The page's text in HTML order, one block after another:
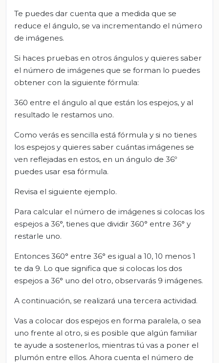
Te puedes dar cuenta que a medida que se
reduce el ángulo, se va incrementando el número
de imágenes.
Si haces pruebas en otros ángulos y quieres saber
el número de imágenes que se forman lo puedes
obtener con la siguiente fórmula:
360 entre el ángulo al que están los espejos, y al
resultado le restamos uno.
Como verás es sencilla está fórmula y si no tienes
los espejos y quieres saber cuántas imágenes se
ven reflejadas en estos, en un ángulo de 36º
puedes usar esa fórmula.
Revisa el siguiente ejemplo.
Para calcular el número de imágenes si colocas los
espejos a 36°, tienes que dividir 360° entre 36° y
restarle uno.
Entonces 360° entre 36° es igual a 10, 10 menos 1
te da 9. Lo que significa que si colocas los dos
espejos a 36° uno del otro, observarás 9 imágenes.
A continuación, se realizará una tercera actividad.
Vas a colocar dos espejos en forma paralela, o sea
uno frente al otro, si es posible que algún familiar
te ayude a sostenerlos, mientras tú vas a poner el
plumón entre ellos. Ahora cuenta el número de